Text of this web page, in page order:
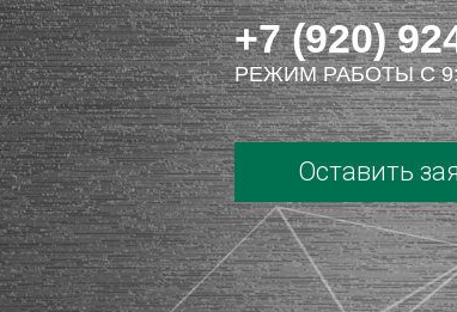
+7 (920)
РЕЖИМ РАБОТЫ С
Оставить